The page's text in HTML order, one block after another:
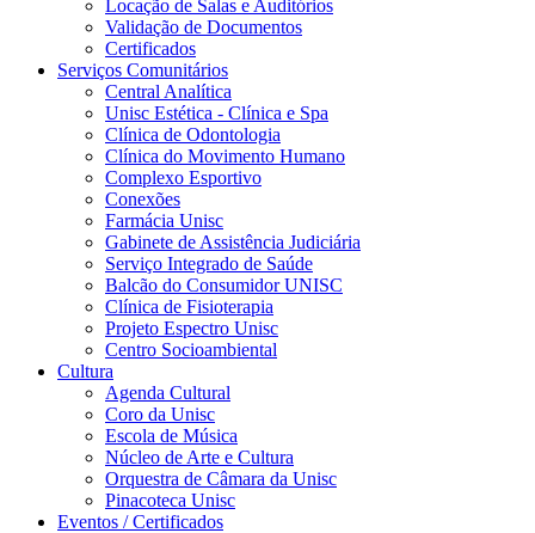
Locação de Salas e Auditórios
Validação de Documentos
Certificados
Serviços Comunitários
Central Analítica
Unisc Estética - Clínica e Spa
Clínica de Odontologia
Clínica do Movimento Humano
Complexo Esportivo
Conexões
Farmácia Unisc
Gabinete de Assistência Judiciária
Serviço Integrado de Saúde
Balcão do Consumidor UNISC
Clínica de Fisioterapia
Projeto Espectro Unisc
Centro Socioambiental
Cultura
Agenda Cultural
Coro da Unisc
Escola de Música
Núcleo de Arte e Cultura
Orquestra de Câmara da Unisc
Pinacoteca Unisc
Eventos / Certificados